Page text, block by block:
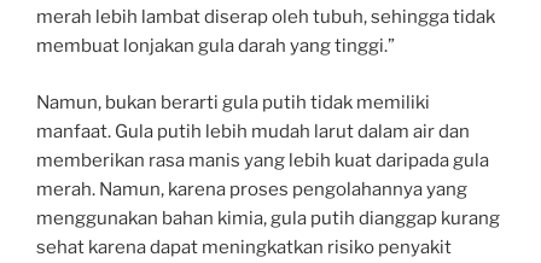
merah lebih lambat diserap oleh tubuh, sehingga tidak
membuat lonjakan gula darah yang tinggi.”
Namun, bukan berarti gula putih tidak memiliki
manfaat. Gula putih lebih mudah larut dalam air dan
memberikan rasa manis yang lebih kuat daripada gula
merah. Namun, karena proses pengolahannya yang
menggunakan bahan kimia, gula putih dianggap kurang
sehat karena dapat meningkatkan risiko penyakit